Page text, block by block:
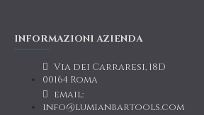
INFORMAZIONI AZIENDA
Via dei Carraresi, 18D
00164 Roma
email:
info@lumianbartools.com